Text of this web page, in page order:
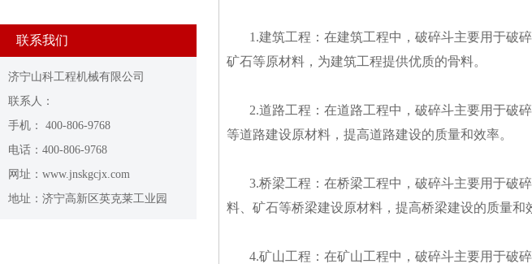
联系我们
济宁山科工程机械有限公司
联系人：
手机： 400-806-9768
电话：400-806-9768
网址：www.jnskgcjx.com
地址：济宁高新区英克莱工业园
1.建筑工程：在建筑工程中，破碎斗主要用于破
矿石等原材料，为建筑工程提供优质的骨料。
2.道路工程：在道路工程中，破碎斗主要用于破
等道路建设原材料，提高道路建设的质量和效率。
3.桥梁工程：在桥梁工程中，破碎斗主要用于破
料、矿石等桥梁建设原材料，提高桥梁建设的质量和
4.矿山工程：在矿山工程中，破碎斗主要用于破